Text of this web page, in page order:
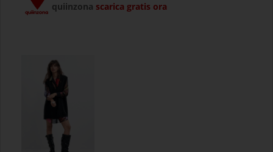
quiinzona scarica gratis ora